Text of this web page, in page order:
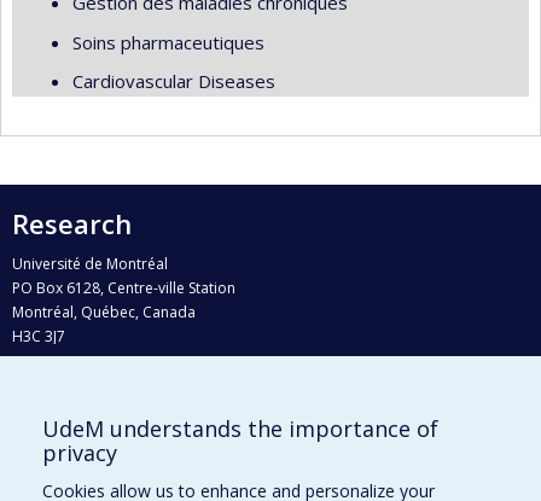
Soins pharmaceutiques
Cardiovascular Diseases
Research
Université de Montréal
PO Box 6128, Centre-ville Station
Montréal, Québec, Canada
H3C 3J7
Who does what?
Find us
UdeM understands the importance of
privacy
Cookies allow us to enhance and personalize your